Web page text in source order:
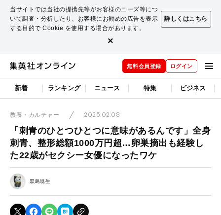
当サイトでは当社の提携先等がお客様のニーズ等につ
いて調査・分析したり、お客様にお勧めの広告を表示
する目的で Cookie を使用する場合があります。
詳しくはこちら
×
無料会員登録 ログイン
新着 ランキング ニュース 特集 ビジネス
教養・カルチャー 2025.02.08
「刺青のひとつひとつに意味があるんです」全身
刺青、整形総額1000万円超…卵巣摘出も経験し
た22歳がセクシー女優になったワケ
黒島暁生